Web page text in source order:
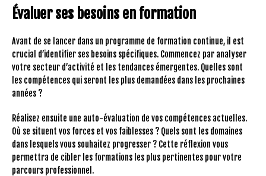
Évaluer ses besoins en formation
Avant de se lancer dans un programme de formation continue, il est
crucial d’identifier ses besoins spécifiques. Commencez par analyser
votre secteur d’activité et les tendances émergentes. Quelles sont
les compétences qui seront les plus demandées dans les prochaines
années ?
Réalisez ensuite une auto-évaluation de vos compétences actuelles.
Où se situent vos forces et vos faiblesses ? Quels sont les domaines
dans lesquels vous souhaitez progresser ? Cette réflexion vous
permettra de cibler les formations les plus pertinentes pour votre
parcours professionnel.